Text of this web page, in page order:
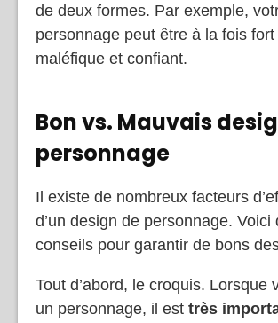
de deux formes. Par exemple,
personnage peut être à la fois
maléfique et confiant.
Bon vs. Mauvais
personnage
Il existe de nombreux facteurs
d’un design de personnage. Voici
conseils pour garantir de bons
Tout d’abord, le croquis. Lorsque
un personnage, il est très